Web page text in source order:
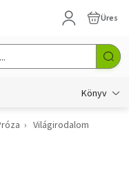
Üres
Könyv
Világirodalom